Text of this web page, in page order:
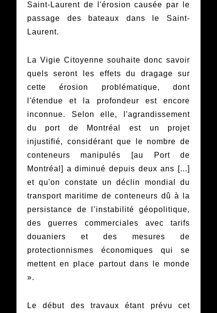
Saint-Laurent de l'érosion causée par le
passage des bateaux dans le Saint-
Laurent.
La Vigie Citoyenne souhaite donc savoir
quels seront les effets du dragage sur
cette érosion problématique, dont
l'étendue et la profondeur est encore
inconnue. Selon elle, l'agrandissement
du port de Montréal est un projet
injustifié, considérant que le nombre de
conteneurs manipulés [au Port de
Montréal] a diminué depuis deux ans [...]
et qu'on constate un déclin mondial du
transport maritime de conteneurs dû à la
persistance de l’instabilité géopolitique,
des guerres commerciales avec tarifs
douaniers et des mesures de
protectionnismes économiques qui se
mettent en place partout dans le monde
».
Le début des travaux étant prévu cet